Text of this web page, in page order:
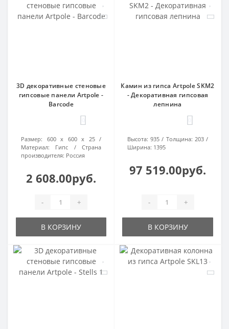
3D декоративные стеновые
гипсовые панели Artpole -
Barcode
Размер:
600 х 600 х 25
Материал:
Гипс
Страна
производителя: Россия
2 608.00руб.
- +
В КОРЗИНУ
Камин из гипса Artpole SKM2
- Декоративная гипсовая
лепнина
Высота: 935 Толщина: 203
Ширина: 1395
97 519.00руб.
- +
В КОРЗИНУ